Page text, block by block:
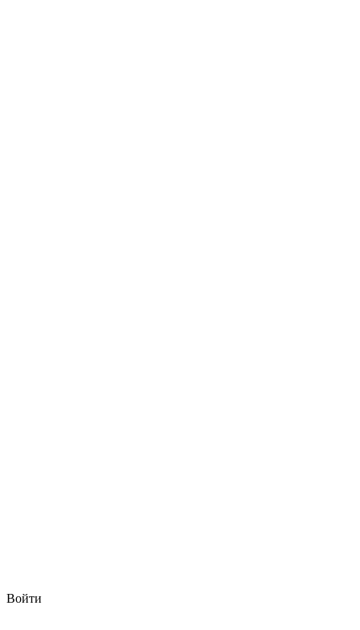
Войти